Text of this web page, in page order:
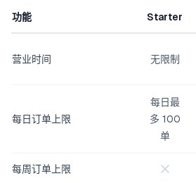
功能 Starter
营业时间 无限制
每日订单上限
每日最
多 100
单
每周订单上限